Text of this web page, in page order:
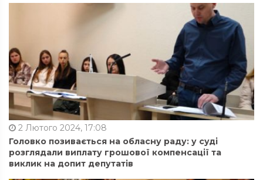
2 Лютого 2024, 17:08
Головко позивається на обласну раду: у суді
розглядали виплату грошової компенсації та
виклик на допит депутатів